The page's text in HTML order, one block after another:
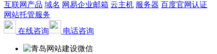
互联网产品 域名 网易企业邮箱 云主机 服务器 百度官网认证
网站托管服务
在线咨询
电话咨询